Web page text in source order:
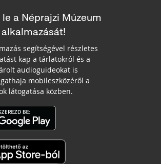
le a Néprajzi Múzeum
segítségével részletes
kap a tárlatokról és a
audioguideokat is
mobileszközéről a
látogatása közben.